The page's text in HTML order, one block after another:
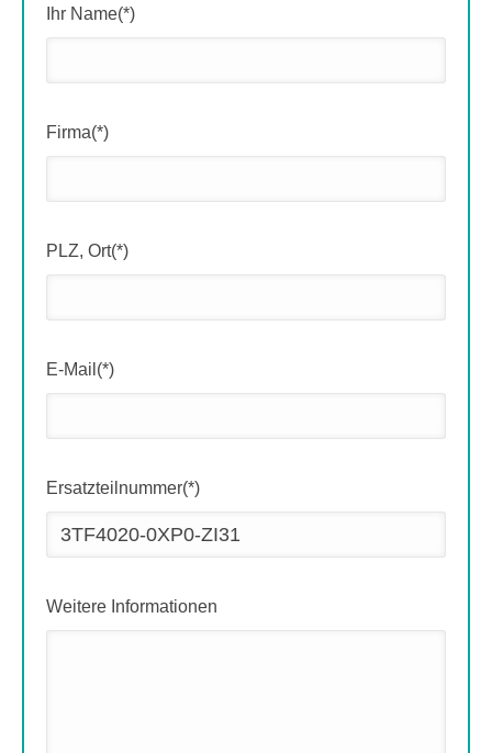
Ihr Name(*)
Firma(*)
PLZ, Ort(*)
E-Mail(*)
Ersatzteilnummer(*)
Weitere Informationen